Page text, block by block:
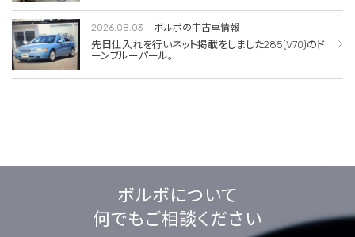
2026.08.03 ボルボの中古車情報
先日仕入れを行いネット掲載をしました285(V70)のド
ーンブルーパール。
ボルボについて
何でもご相談ください